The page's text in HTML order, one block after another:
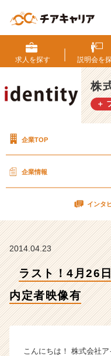
ス
ト
4
月
2
6
登
ま
す
内
像
【
求人を探す 説明会を
株
＋
企業TOP
企業情報
インタ
2014.04.23
ラスト！4月26
内定者映像有
こんにちは！ 株式会社